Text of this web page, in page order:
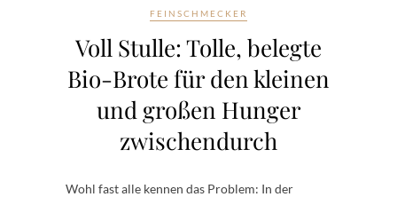
FEINSCHMECKER
Voll Stulle: Tolle, belegte
Bio-Brote für den kleinen
und großen Hunger
zwischendurch
Wohl fast alle kennen das Problem: In der